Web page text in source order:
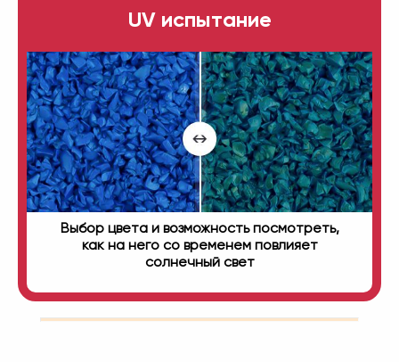
UV испытание
Выбор цвета и возможность посмотреть,
как на него со временем повлияет
солнечный свет